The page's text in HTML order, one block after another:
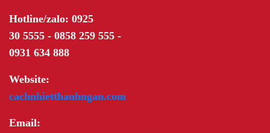
Hotline/zalo: 0925
30 5555 - 0858 259 555 -
0931 634 888
Website:
cachnhietthanhngan.com
Email: